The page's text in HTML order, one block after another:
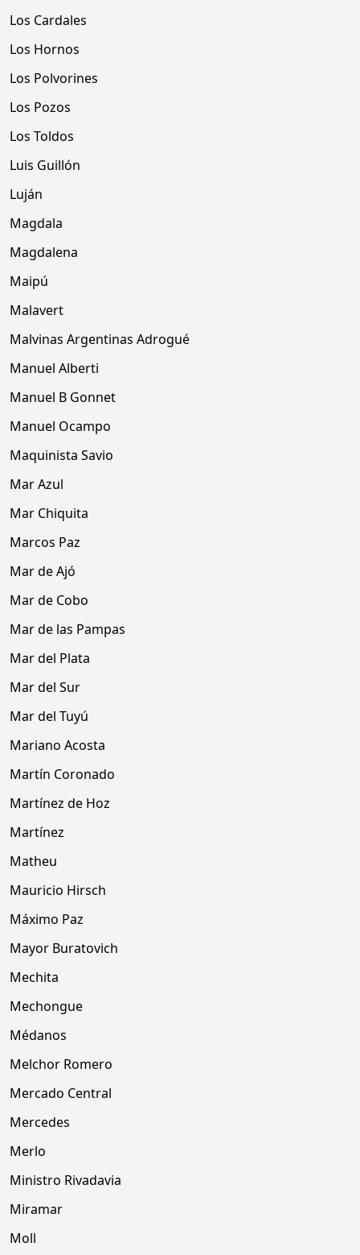
Los Cardales
Los Hornos
Los Polvorines
Los Pozos
Los Toldos
Luis Guillón
Luján
Magdala
Magdalena
Maipú
Malavert
Malvinas Argentinas Adrogué
Manuel Alberti
Manuel B Gonnet
Manuel Ocampo
Maquinista Savio
Mar Azul
Mar Chiquita
Marcos Paz
Mar de Ajó
Mar de Cobo
Mar de las Pampas
Mar del Plata
Mar del Sur
Mar del Tuyú
Mariano Acosta
Martín Coronado
Martínez de Hoz
Martínez
Matheu
Mauricio Hirsch
Máximo Paz
Mayor Buratovich
Mechita
Mechongue
Médanos
Melchor Romero
Mercado Central
Mercedes
Merlo
Ministro Rivadavia
Miramar
Moll